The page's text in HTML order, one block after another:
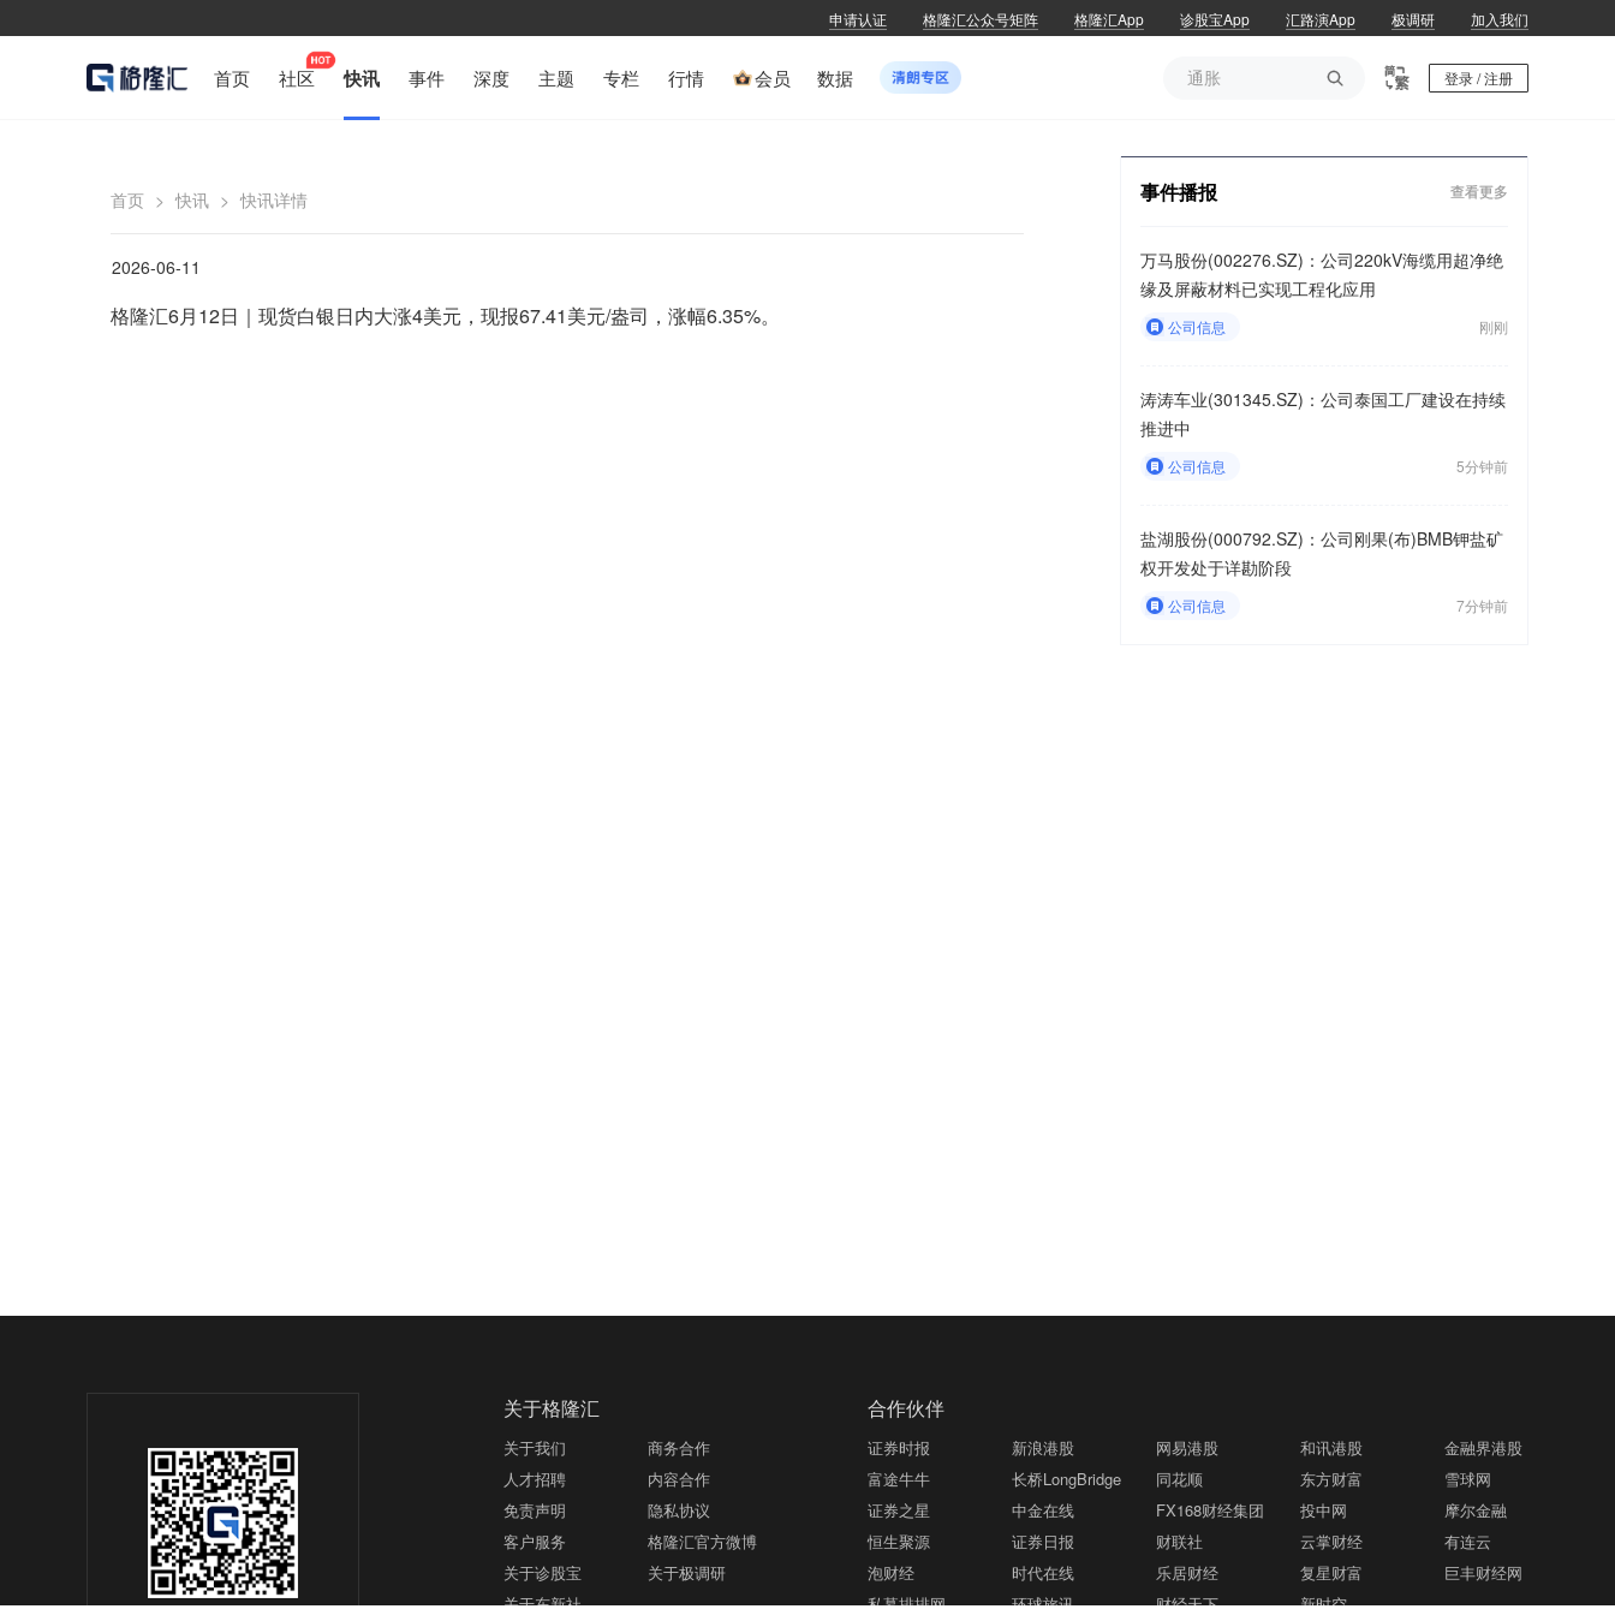
申请认证 格隆汇公众号矩阵 格隆汇App 诊股宝App 汇路演App 极调研 加入我们
首页 社区 快讯 事件 深度 主题 专栏 行情 会员 数据 
通胀
登录 / 注册
首页 > 快讯 > 快讯详情
2026-06-11
格隆汇6月12日｜现货白银日内大涨4美元，现报67.41美元/盎司，涨幅6.35%。
事件播报 查看更多
万马股份(002276.SZ)：公司220kV海缆用超净绝
缘及屏蔽材料已实现工程化应用
公司信息 刚刚
涛涛车业(301345.SZ)：公司泰国工厂建设在持续
推进中
公司信息 5分钟前
盐湖股份(000792.SZ)：公司刚果(布)BMB钾盐矿
权开发处于详勘阶段
公司信息 7分钟前
关于格隆汇
关于我们
商务合作
人才招聘
内容合作
免责声明
隐私协议
客户服务
格隆汇官方微博
关于诊股宝
关于极调研
关于东新社
合作伙伴
证券时报 新浪港股 网易港股 和讯港股
金融界港股
富途牛牛
长桥LongBridge 同花顺 东方财富
雪球网
证券之星
中金在线 FX168财经集团 投中网
摩尔金融
恒生聚源
证券日报 财联社 云掌财经
有连云
泡财经
时代在线 乐居财经 复星财富
巨丰财经网
私募排排网
环球旅讯 财经天下 新时空